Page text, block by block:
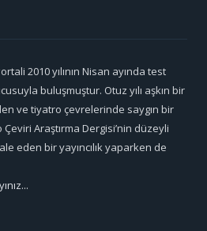
2010 yılının Nisan ayında test
buluşmuştur. Otuz yılı aşkın bir
ve tiyatro çevrelerinde saygın bir
Araştırma Dergisi’nin düzeyli
eden bir yayıncılık yaparken de